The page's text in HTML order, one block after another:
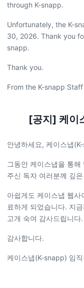
through K-snapp.
Unfortunately, the K-
30, 2026. Thank you
snapp.
Thank you.
From the K-snapp Staff
[공지] 케이
안녕하세요, 케이스냅
그동안 케이스냅을 통
주신 독자 여러분께 깊
아쉽게도 케이스냅 웹
료하게 되었습니다. 지
고개 숙여 감사드립니다.
감사합니다.
케이스냅(K-snapp) 임직